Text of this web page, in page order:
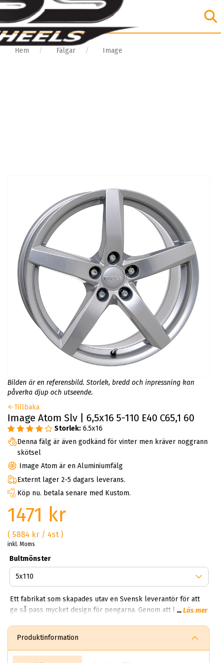
Hem Fälgar Image
Bilden är en referensbild. Storlek, bredd och inpressning kan
påverka djup och utseende.
Tillbaka
Image Atom Slv | 6,5x16 5-110 E40 C65,1 60
Storlek: 6.5x16
Denna fälg är även godkänd för vinter men kräver noggrann
skötsel
Image Atom är en Aluminiumfälg
Externt lager 2-5 dagars leverans.
Köp nu. betala senare med Kustom.
1471 kr
( 5884 kr / 4st )
inkl. Moms
Bultmönster
Ett fabrikat som skapades utav en Svensk leverantör för att
ge så pass mycket design för pengarna. Genom att köpa
snygg, lättvättad och fem-sju ekrad fälg för en billig peng.
Image är lämpliga för både sommar och vinter. Just därför ska
...Läs mer
Produktinformation